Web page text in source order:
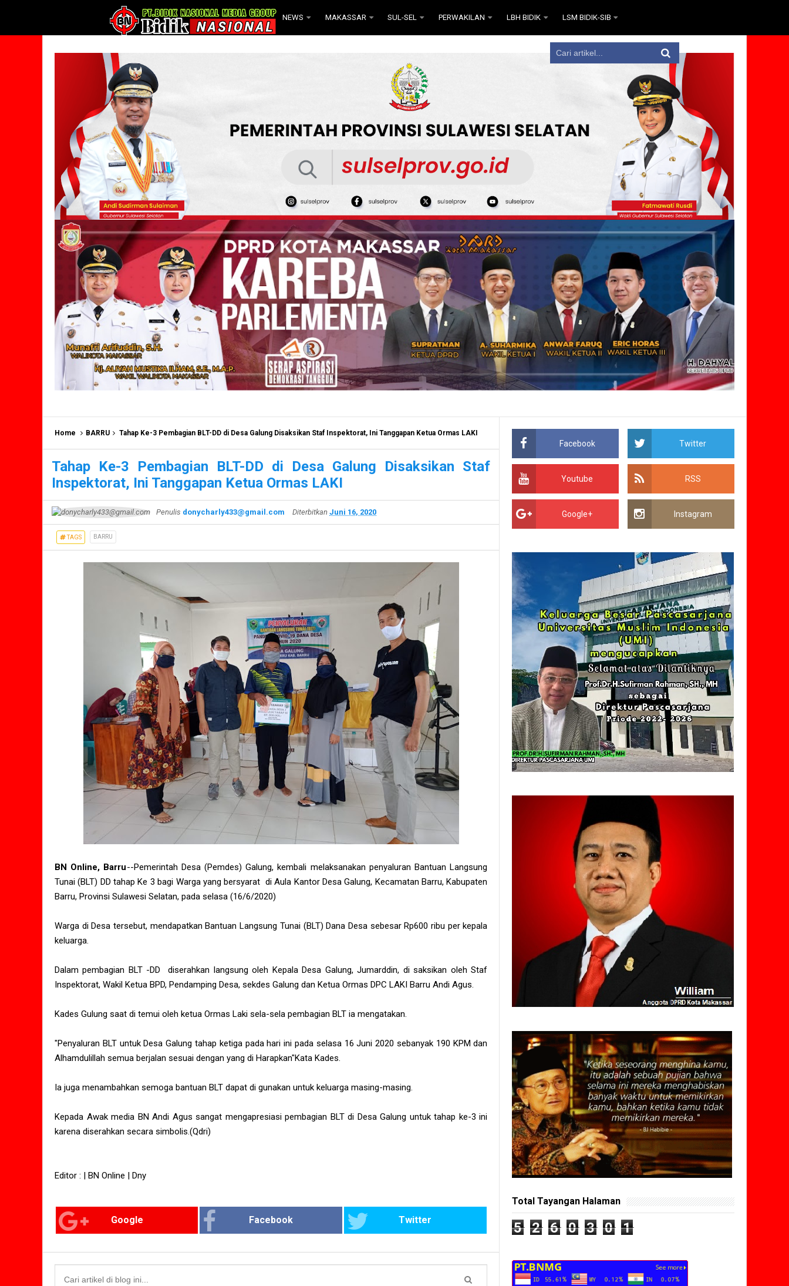
NEWS MAKASSAR SUL-SEL PERWAKILAN LBH BIDIK LSM BIDIK-SIB
Home BARRU Tahap Ke-3 Pembagian BLT-DD di Desa Galung Disaksikan Staf Inspektorat, Ini Tanggapan Ketua Ormas LAKI
Tahap Ke-3 Pembagian BLT-DD di Desa Galung Disaksikan Staf
Inspektorat, Ini Tanggapan Ketua Ormas LAKI
Penulis donycharly433@gmail.com Diterbitkan Juni 16, 2020
TAGS BARRU
BN Online, Barru--Pemerintah Desa (Pemdes) Galung, kembali melaksanakan penyaluran Bantuan Langsung
Tunai (BLT) DD tahap Ke 3 bagi Warga yang bersyarat di Aula Kantor Desa Galung, Kecamatan Barru, Kabupaten
Barru, Provinsi Sulawesi Selatan, pada selasa (16/6/2020)
Warga di Desa tersebut, mendapatkan Bantuan Langsung Tunai (BLT) Dana Desa sebesar Rp600 ribu per kepala
keluarga.
Dalam pembagian BLT -DD diserahkan langsung oleh Kepala Desa Galung, Jumarddin, di saksikan oleh Staf
Inspektorat, Wakil Ketua BPD, Pendamping Desa, sekdes Galung dan Ketua Ormas DPC LAKI Barru Andi Agus.
Kades Gulung saat di temui oleh ketua Ormas Laki sela-sela pembagian BLT ia mengatakan.
"Penyaluran BLT untuk Desa Galung tahap ketiga pada hari ini pada selasa 16 Juni 2020 sebanyak 190 KPM dan
Alhamdulillah semua berjalan sesuai dengan yang di Harapkan"Kata Kades.
Ia juga menambahkan semoga bantuan BLT dapat di gunakan untuk keluarga masing-masing.
Kepada Awak media BN Andi Agus sangat mengapresiasi pembagian BLT di Desa Galung untuk tahap ke-3 ini
karena diserahkan secara simbolis.(Qdri)
Editor : | BN Online | Dny
Google Facebook Twitter
Facebook Twitter
Youtube RSS
Google+ Instagram
Total Tayangan Halaman
5 2 6 0 3 0 1